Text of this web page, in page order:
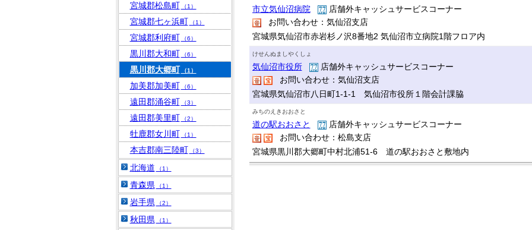
市立気仙沼病院
店舗外キャッシュサービスコーナー
お問い合わせ：気仙沼支店
宮城県気仙沼市赤岩杉ノ沢8番地2 気仙沼市立病院1階フロア内
けせんぬましやくしょ
気仙沼市役所
店舗外キャッシュサービスコーナー
お問い合わせ：気仙沼支店
宮城県気仙沼市八日町1-1-1 気仙沼市役所１階会計課脇
みちのえきおおさと
道の駅おおさと
店舗外キャッシュサービスコーナー
お問い合わせ：松島支店
宮城県黒川郡大郷町中村北浦51-6 道の駅おおさと敷地内
宮城郡松島町 （1）
宮城郡七ヶ浜町 （1）
宮城郡利府町 （6）
黒川郡大和町 （6）
黒川郡大郷町 （1）
加美郡加美町 （6）
遠田郡涌谷町 （3）
遠田郡美里町 （2）
牡鹿郡女川町 （1）
本吉郡南三陸町 （3）
北海道 （1）
青森県 （1）
岩手県 （2）
秋田県 （1）